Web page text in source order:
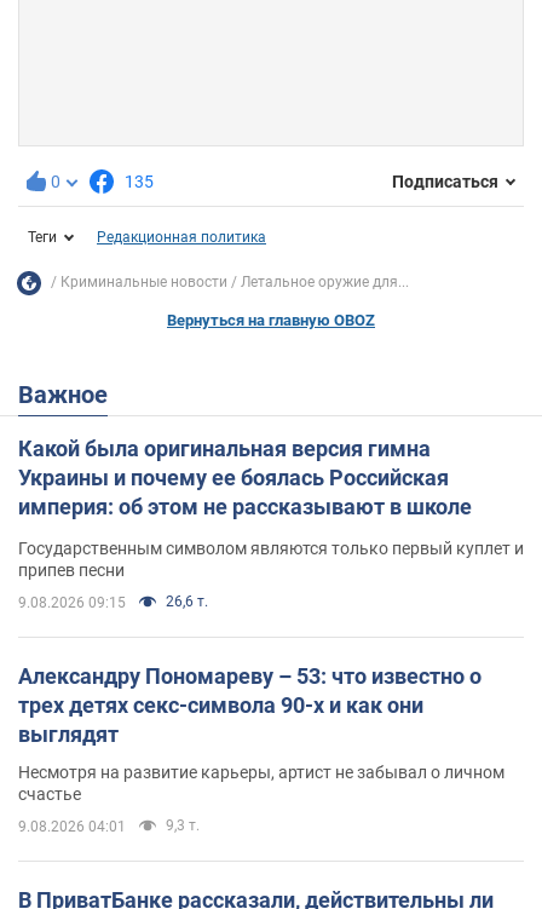
0 135 Подписаться
Теги Редакционная политика
Криминальные новости Летальное оружие для...
Вернуться на главную OBOZ
Важное
Какой была оригинальная версия гимна
Украины и почему ее боялась Российская
империя: об этом не рассказывают в школе
Государственным символом являются только первый куплет и
припев песни
9.08.2026 09:15 26,6 т.
Александру Пономареву – 53: что известно о
трех детях секс-символа 90-х и как они
выглядят
Несмотря на развитие карьеры, артист не забывал о личном
счастье
9.08.2026 04:01 9,3 т.
В ПриватБанке рассказали, действительны ли